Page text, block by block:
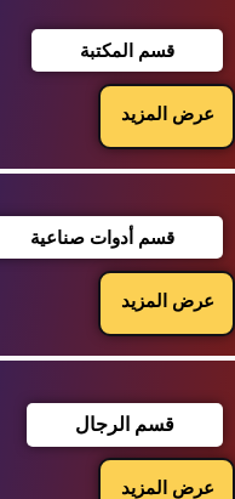
قسم المكتبة
عرض المزيد
قسم أدوات صناعية
عرض المزيد
قسم الرجال
عرض المزيد